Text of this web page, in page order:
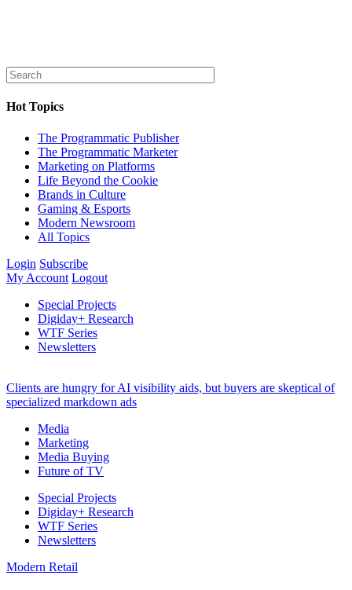
Hot Topics
The Programmatic Publisher
The Programmatic Marketer
Marketing on Platforms
Life Beyond the Cookie
Brands in Culture
Gaming & Esports
Modern Newsroom
All Topics
Login Subscribe
My Account Logout
Special Projects
Digiday+ Research
WTF Series
Newsletters
Clients are hungry for AI visibility aids, but buyers are skeptical of
specialized markdown ads
Media
Marketing
Media Buying
Future of TV
Special Projects
Digiday+ Research
WTF Series
Newsletters
Modern Retail